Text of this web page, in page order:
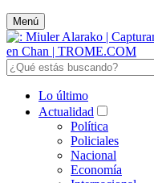
Menú
Lo último
Actualidad
Política
Policiales
Nacional
Economía